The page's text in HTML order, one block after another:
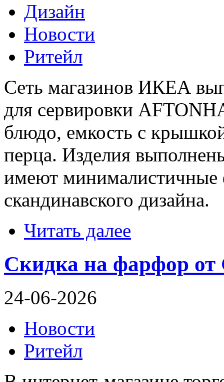
Дизайн
Новости
Ритейл
Сеть магазинов ИКЕА
для сервировки
блюдо, емкость с
перца. Изделия
имеют минималистичные
скандинавского дизайна.
Читать далее
Скидка на фарфор от
24-06-2026
Новости
Ритейл